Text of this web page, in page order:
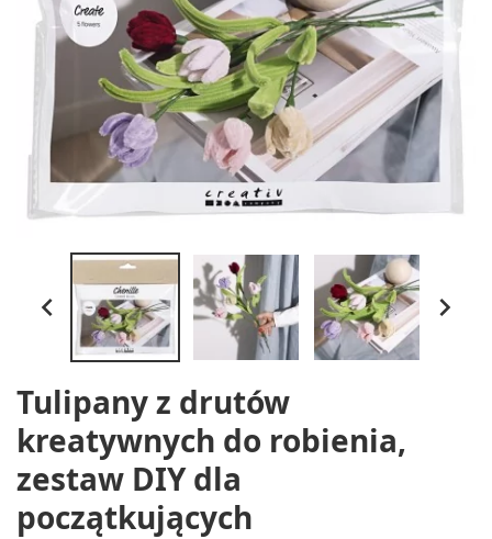
 
Tulipany z drutów
kreatywnych do robienia,
zestaw DIY dla
początkujących